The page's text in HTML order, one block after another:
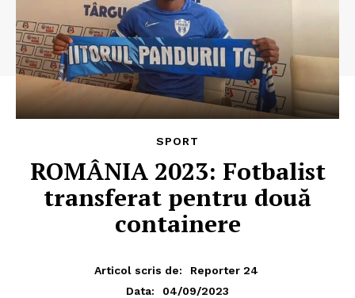
SPORT
ROMÂNIA 2023: Fotbalist
transferat pentru două
containere
Articol scris de:
Reporter 24
Data:
04/09/2023